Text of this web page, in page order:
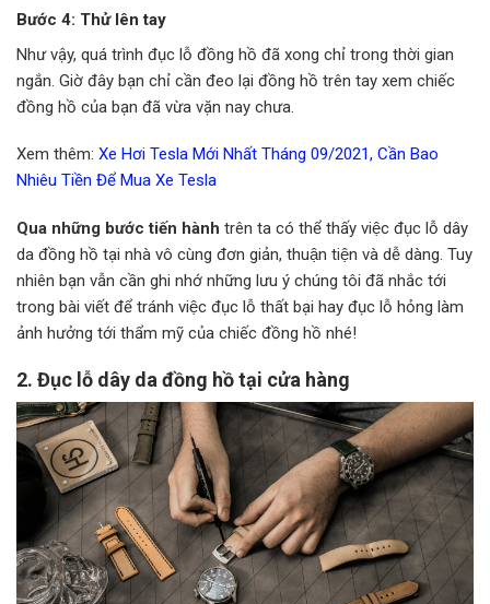
Bước 4: Thử lên tay
Như vậy, quá trình đục lỗ đồng hồ đã xong chỉ trong thời gian
ngắn. Giờ đây bạn chỉ cần đeo lại đồng hồ trên tay xem chiếc
đồng hồ của bạn đã vừa vặn nay chưa.
Xem thêm: Xe Hơi Tesla Mới Nhất Tháng 09/2021, Cần Bao
Nhiêu Tiền Để Mua Xe Tesla
Qua những bước tiến hành trên ta có thể thấy việc đục lỗ dây
da đồng hồ tại nhà vô cùng đơn giản, thuận tiện và dễ dàng. Tuy
nhiên bạn vẫn cần ghi nhớ những lưu ý chúng tôi đã nhắc tới
trong bài viết để tránh việc đục lỗ thất bại hay đục lỗ hỏng làm
ảnh hưởng tới thẩm mỹ của chiếc đồng hồ nhé!
2. Đục lỗ dây da đồng hồ tại cửa hàng